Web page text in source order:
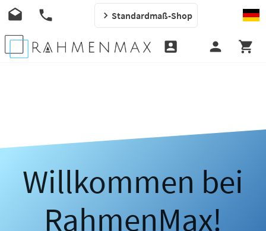
Standardmaß-Shop
Willkommen bei
RahmenMax!